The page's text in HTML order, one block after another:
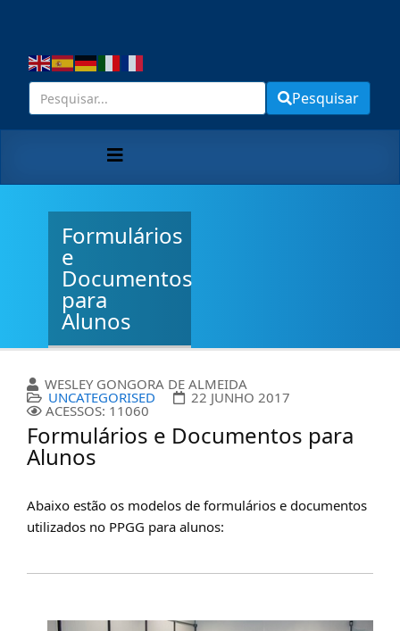
Pesquisar
Formulários
e
Documentos
para
Alunos
WESLEY GONGORA DE ALMEIDA
UNCATEGORISED 22 JUNHO 2017
ACESSOS: 11060
Formulários e Documentos para
Alunos
Abaixo estão os modelos de formulários e documentos
utilizados no PPGG para alunos: